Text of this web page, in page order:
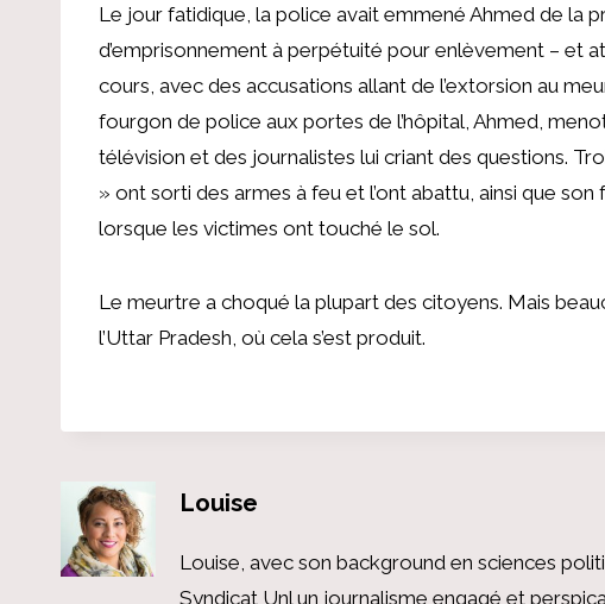
Le jour fatidique, la police avait emmené Ahmed de la
d’emprisonnement à perpétuité pour enlèvement – et
cours, avec des accusations allant de l’extorsion au
fourgon de police aux portes de l’hôpital, Ahmed,
télévision et des journalistes lui criant des questions.
» ont sorti des armes à feu et l’ont abattu, ainsi que
lorsque les victimes ont touché le sol.
Le meurtre a choqué la plupart des citoyens. Mais
l’Uttar Pradesh, où cela s’est produit.
Louise
Louise, avec son background en sciences
Syndicat Unl un journalisme engagé et